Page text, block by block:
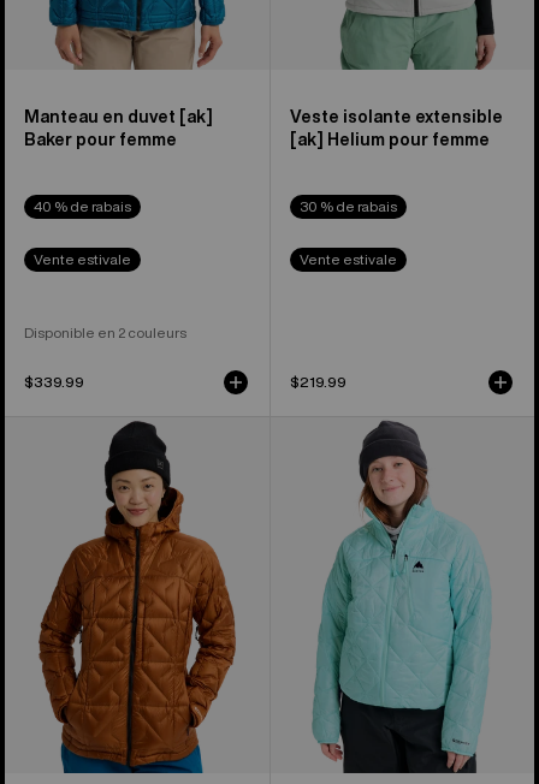
Manteau en duvet [ak]
Baker pour femme
40 % de rabais
Vente estivale
Disponible en 2 couleurs
$339.99
Veste isolante extensible
[ak] Helium pour femme
30 % de rabais
Vente estivale
$219.99
Baker
Burton
pour
femmes
matelassé
synthétique
d’épaisseur
moyenne
Reserve
Burton
femmes